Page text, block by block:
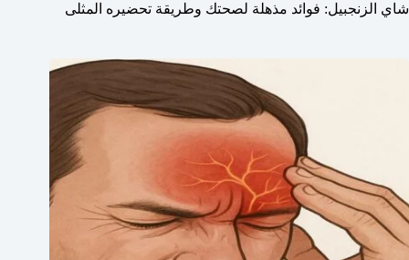
شاي الزنجبيل: فوائد مذهلة لصحتك وطريقة تحضيره المثلى